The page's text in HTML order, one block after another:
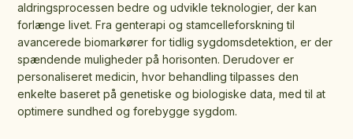
aldringsprocessen bedre og udvikle teknologier, der kan
forlænge livet. Fra genterapi og stamcelleforskning til
avancerede biomarkører for tidlig sygdomsdetektion, er der
spændende muligheder på horisonten. Derudover er
personaliseret medicin, hvor behandling tilpasses den
enkelte baseret på genetiske og biologiske data, med til at
optimere sundhed og forebygge sygdom.